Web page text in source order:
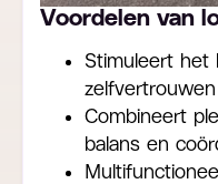
Voordelen van
Stimuleert het
zelfvertrouwen
Combineert
balans en